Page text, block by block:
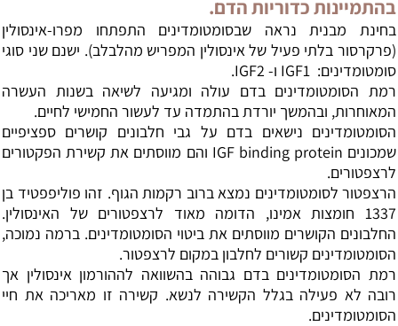
בהתמיינות כדוריות הדם.
בחינת מבנית נראה שבסומטומדינים התפתחו מפרו-אינסולין
(פרקרסור בלתי פעיל של אינסולין המפריש מהלבלב). ישנם שני סוגי
סומטומדינים: IGF1 ו- IGF2.
רמת הסומטומדינים בדם עולה ומגיעה לשיאה בשנות העשרה
המאוחרות, ובהמשך יורדת בהתמדה עד לעשור החמישי לחיים.
הסומטומדינים נישאים בדם על גבי חלבונים קושרים ספציפיים
שמכונים IGF binding protein והם מווסתים את קשירת הפקטורים
לרצפטורים.
הרצפטור לסומטומדינים נמצא ברוב רקמות הגוף. זהו פוליפפטיד בן
1337 חומצות אמינו, הדומה מאוד לרצפטורים של האינסולין.
החלבונים הקושרים מווסתים את ביטוי הסומטומדינים. ברמה נמוכה,
הסומטומדינים קשורים לחלבון במקום לרצפטור.
רמת הסומטומדינים בדם גבוהה בהשוואה לההורמון אינסולין אך
רובה לא פעילה בגלל הקשירה לנשא. קשירה זו מאריכה את חיי
הסומטומדינים.